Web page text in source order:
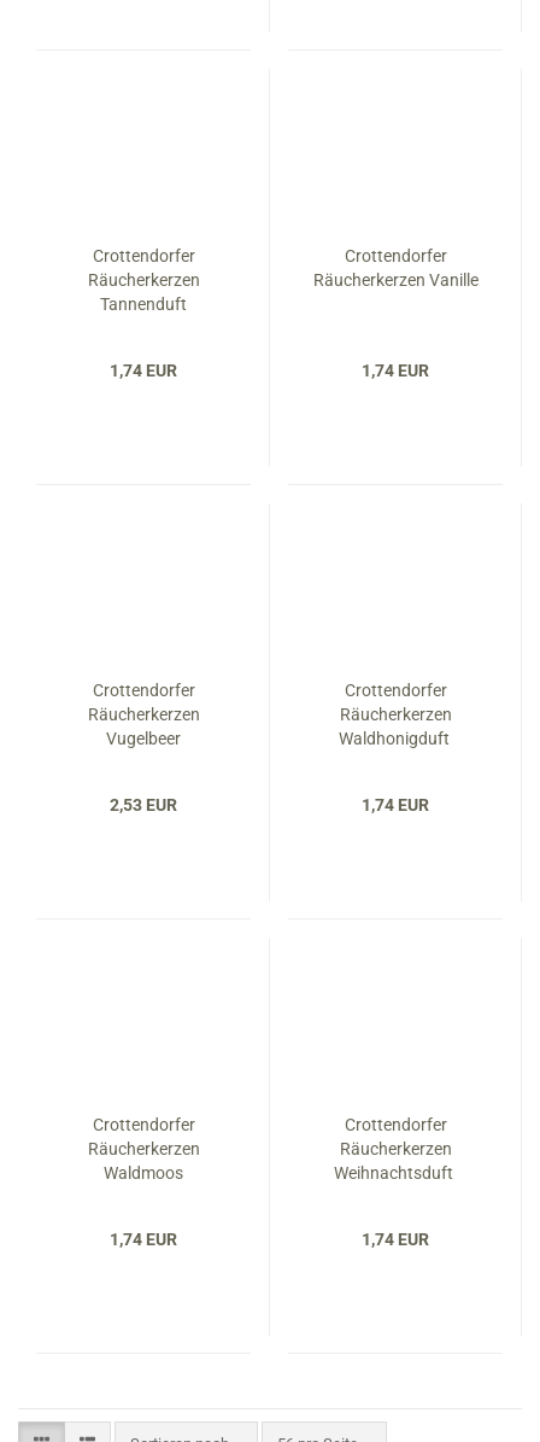
Crottendorfer
Räucherkerzen
Tannenduft
1,74 EUR
Crottendorfer
Räucherkerzen Vanille
1,74 EUR
Crottendorfer
Räucherkerzen
Vugelbeer
2,53 EUR
Crottendorfer
Räucherkerzen
Waldhonigduft
1,74 EUR
Crottendorfer
Räucherkerzen
Waldmoos
1,74 EUR
Crottendorfer
Räucherkerzen
Weihnachtsduft
1,74 EUR